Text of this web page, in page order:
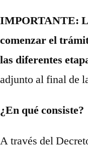
IMPORTANTE:
comenzar el
las diferentes
adjunto al final de
¿En qué consiste?
A través del